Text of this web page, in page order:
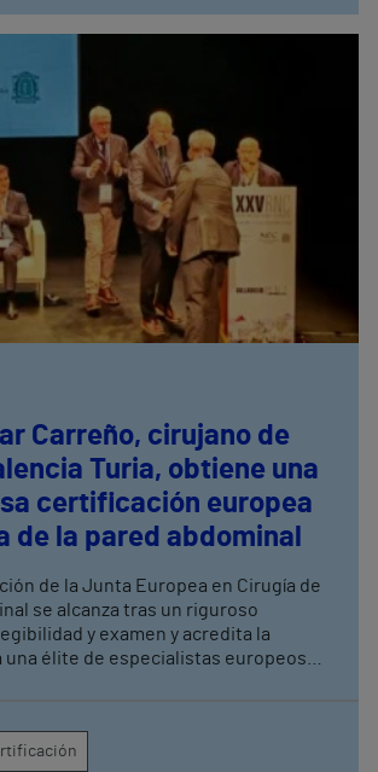
Carreño, cirujano de
Turia, obtiene una
certificación europea
de la pared abdominal
de la Junta Europea en Cirugía de
se alcanza tras un riguroso
y examen y acredita la
una élite de especialistas europeos
Carreño reciben tratamientos
organismos europeos, con técnicas